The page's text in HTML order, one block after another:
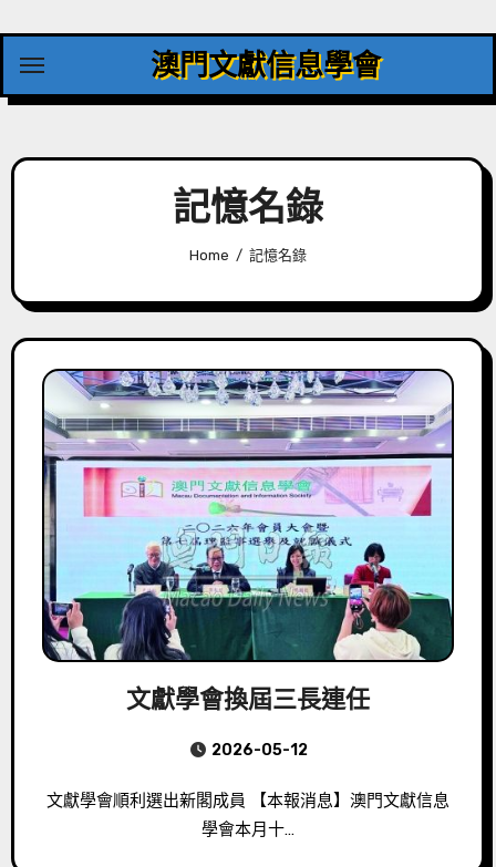
content
澳門文獻信息學會
記憶名錄
Home 記憶名錄
文獻學會換屆三長連任
2026-05-12
文獻學會順利選出新閣成員 【本報消息】澳門文獻信息
學會本月十…